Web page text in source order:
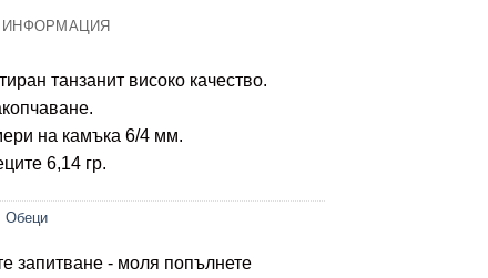
танзанит високо качество.
на камъка 6/4 мм.
6,14 гр.
Обеци
запитване - моля попълнете